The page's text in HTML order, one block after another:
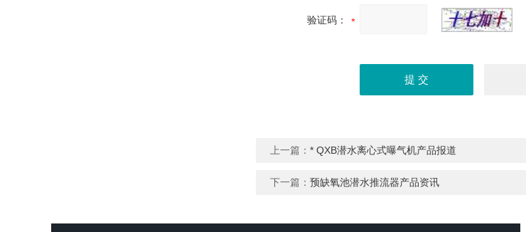
验证码：
上一篇： * QXB潜水离心式曝气机产品报道
下一篇： 预缺氧池潜水推流器产品资讯